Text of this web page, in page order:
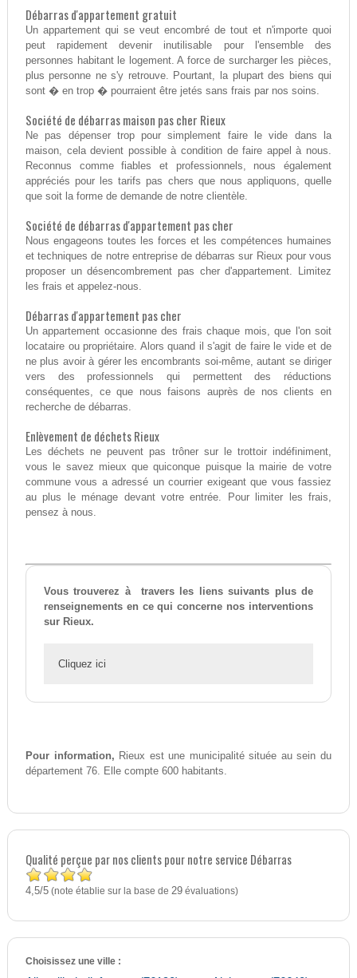
Débarras d'appartement gratuit
Un appartement qui se veut encombré de tout et n'importe quoi
peut rapidement devenir inutilisable pour l'ensemble des
personnes habitant le logement. A force de surcharger les pièces,
plus personne ne s'y retrouve. Pourtant, la plupart des biens qui
sont � en trop � pourraient être jetés sans frais par nos soins.
Société de débarras maison pas cher Rieux
Ne pas dépenser trop pour simplement faire le vide dans la
maison, cela devient possible à condition de faire appel à nous.
Reconnus comme fiables et professionnels, nous également
appréciés pour les tarifs pas chers que nous appliquons, quelle
que soit la forme de demande de notre clientèle.
Société de débarras d'appartement pas cher
Nous engageons toutes les forces et les compétences humaines
et techniques de notre entreprise de débarras sur Rieux pour vous
proposer un désencombrement pas cher d'appartement. Limitez
les frais et appelez-nous.
Débarras d'appartement pas cher
Un appartement occasionne des frais chaque mois, que l'on soit
locataire ou propriétaire. Alors quand il s'agit de faire le vide et de
ne plus avoir à gérer les encombrants soi-même, autant se diriger
vers des professionnels qui permettent des réductions
conséquentes, ce que nous faisons auprès de nos clients en
recherche de débarras.
Enlèvement de déchets Rieux
Les déchets ne peuvent pas trôner sur le trottoir indéfiniment,
vous le savez mieux que quiconque puisque la mairie de votre
commune vous a adressé un courrier exigeant que vous fassiez
au plus le ménage devant votre entrée. Pour limiter les frais,
pensez à nous.
Vous trouverez à travers les liens suivants plus de
renseignements en ce qui concerne nos interventions
sur Rieux.
Cliquez ici
Pour information, Rieux est une municipalité située au sein du
département 76. Elle compte 600 habitants.
Qualité perçue par nos clients pour notre service Débarras
4,5/5(note établie sur la base de 29évaluations)
Choisissez une ville :